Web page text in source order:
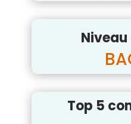
Niveau
Top 5